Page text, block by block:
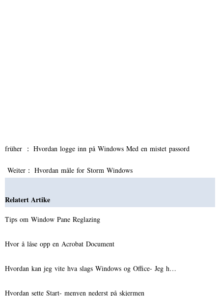
früher ： Hvordan logge inn på Windows Med en mistet passord
Weiter： Hvordan måle for Storm Windows
Relatert Artike
Tips om Window Pane Reglazing
Hvor å låse opp en Acrobat Document
Hvordan kan jeg vite hva slags Windows og Office- Jeg h…
Hvordan sette Start- menyen nederst på skjermen